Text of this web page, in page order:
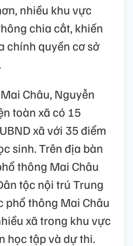
nhiều khu vực
chia cắt, khiến
chính quyền cơ sở
Châu, Nguyễn
toàn xã có 15
xã với 35 điểm
sinh. Trên địa bàn
thông Mai Châu
tộc nội trú Trung
phổ thông Mai Châu
xã trong khu vực
học tập và dự thi.